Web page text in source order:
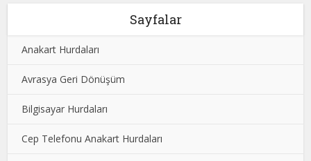
Sayfalar
Anakart Hurdaları
Avrasya Geri Dönüşüm
Bilgisayar Hurdaları
Cep Telefonu Anakart Hurdaları